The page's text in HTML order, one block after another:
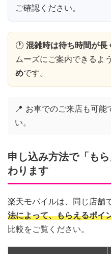
ご確認ください。
🕐 混雑時は待ち時間が長
ムーズにご案内できるよう
めです。
📍 お車でのご来店も可能
い。
申し込み方法で「も
わります
楽天モバイルは、同じ店舗
法によって、もらえるポイ
比較をご覧ください。